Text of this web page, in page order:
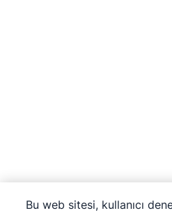
Bu web sitesi, kullanıcı